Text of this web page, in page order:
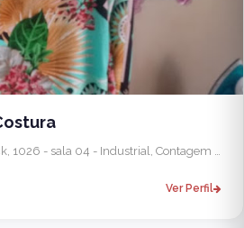
Av. Juscelino Kubitscheck, 1026 - sala 04 - Industrial, Contagem - MG, 32340-204, Brasil
Ver Perfil